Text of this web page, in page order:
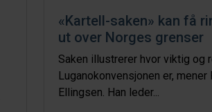
«Kartell-saken» kan få
ut over Norges grenser
Saken illustrerer hvor viktig og
Luganokonvensjonen er,
Ellingsen. Han leder...